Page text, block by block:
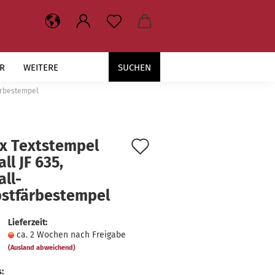
SUCHEN
WEITERE
Text­stem­pel
JF 635,
Lieferzeit:
ca. 2 Wochen nach Freigabe
(Ausland abweichend)